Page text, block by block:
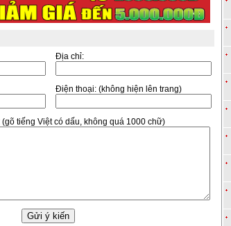
Địa chỉ:
Điện thoại: (không hiện lên trang)
(gõ tiếng Việt có dấu, không quá 1000 chữ)